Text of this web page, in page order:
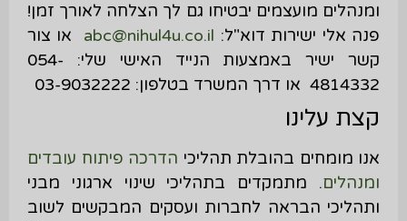
ומנהלים מועצמים יבטיחו גם לך הצלחה לאורך זמן!
פנה אלי ישירות דוא"ל: abc@nihul4u.co.il או צור
קשר ישיר באמצעות הנייד האישי שלי: 054-
4814332 או דרך המשרד בטלפון: 03-9032222
קצת עלינו
אנו מומחים בהובלת תהליכי הדרכה פיתוח עובדים
ומנהלים. מתמקדים בתהליכי שינוי ארגוני מבני
ותהליכי הבראה לחברות ועסקים המבקשים לשוב